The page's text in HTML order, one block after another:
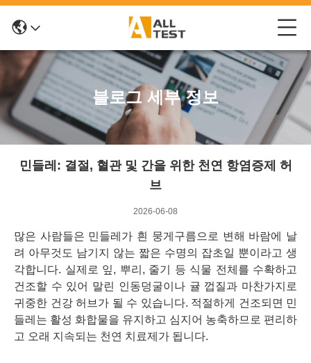
블로그 세부 정보
민들레: 결절, 혈관 및 간을 위한 천연 항염증제 허
브
2026-06-08
많은 사람들은 민들레가 흰 뭉게구름으로 변해 바람에 날
려 아무것도 남기지 않는 짧은 수명의 잡초일 뿐이라고 생
각합니다. 실제로 잎, 뿌리, 줄기 등 식물 전체를 수확하고
건조할 수 있어 말린 인동덩굴이나 귤 껍질과 마찬가지로
귀중한 건강 허브가 될 수 있습니다. 적절하게 건조되면 민
들레는 활성 화합물을 유지하고 심지어 농축하므로 편리하
고 오래 지속되는 천연 치료제가 됩니다.